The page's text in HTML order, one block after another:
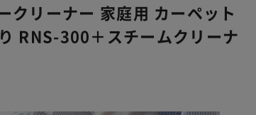
クリーナー 家庭用 カーペット
RNS-300＋スチームクリーナ